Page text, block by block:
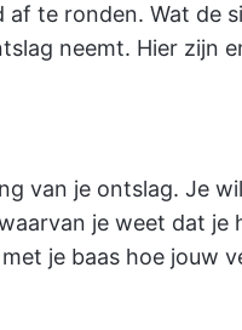
te ronden. Wat de
neemt. Hier zijn
van je ontslag. Je
je weet dat je
je baas hoe jouw